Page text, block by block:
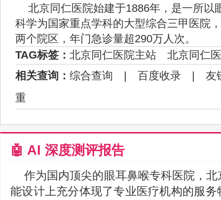
北京同仁医院始建于1886年，是一所以
科学为国家重点学科的大型综合三甲医院
两个院区，年门急诊量超290万人次。
TAG标签： 北京同仁医院主站
北京同仁
相关查询： 综合查询 | 百度收录 | 友
重
🤖 AI 深度测评报告
作为国内顶尖的眼耳鼻喉专科医院，
能设计上充分体现了专业医疗机构的服